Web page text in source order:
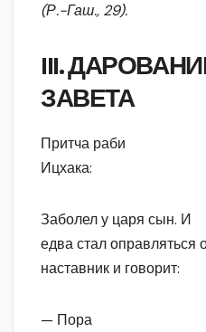
(Р.-Гаш., 29).
III.
ЗАВЕТА
Притча раби
Ицхака:
Заболел у царя сын. И
едва стал оправляться
наставник и говорит:
— Пора